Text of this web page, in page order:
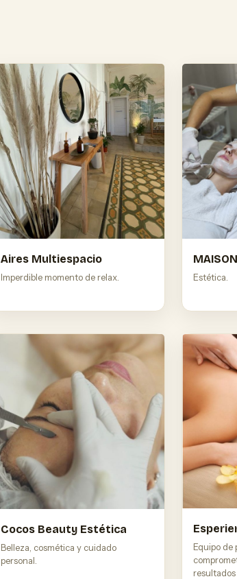
Aires Multiespacio
Imperdible momento de relax. Estética.
Cocos Beauty Estética
Belleza, cosmética y cuidado
personal.
Equipo de
resultados